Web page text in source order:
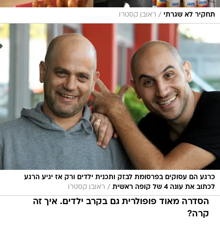
תחקיר לא שגרתי / ראובן קסטרו
כרגע הם עסוקים בפרסומת לבזק ותכנית ילדים ורק אז יגיע הרגע
לכתוב את עונה 4 של קופה ראשית
/ ראובן קסטרו
הסדרה מאוד פופולרית גם בקרב ילדים. איך זה
קרה?